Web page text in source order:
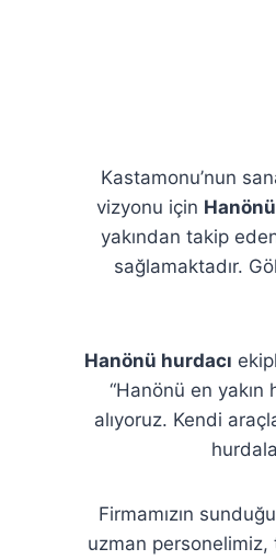
Kastamonu’nun
vizyonu için
yakından takip
sağlamaktadır.
Hanönü hurdacı
“Hanönü en yakın
alıyoruz. Kendi
Firmamızın sunduğu
uzman personelimiz,